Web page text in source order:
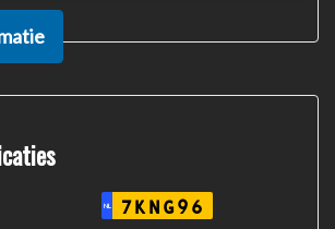
reeks aan actieve
Rempedaal, handrem - allemaal
stilstaan op een helling. De hill hold
en veilig vast tot u weer
u wat? Neem dan nu contact op voor
een proefrit!
NL 7KNG96